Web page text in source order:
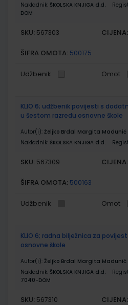
Nakladnik: ŠKOLSKA KNJIGA d.d.
DOM
SKU: 567303 CIJENA:
ŠIFRA OMOTA: 500175
Udžbenik Omot
KLIO 6; udžbenik povijesti s
u šestom razredu osnovne škole
Autor(i): Željko Brdal Margita Madunić
Nakladnik: ŠKOLSKA KNJIGA d.d.
SKU: 567309 CIJENA:
ŠIFRA OMOTA: 500163
Udžbenik Omot
KLIO 6; radna bilježnica za
osnovne škole
Autor(i): Željko Brdal Margita Madunić
Nakladnik: ŠKOLSKA KNJIGA d.d.
7040-DOM
SKU: 567310 CIJENA: